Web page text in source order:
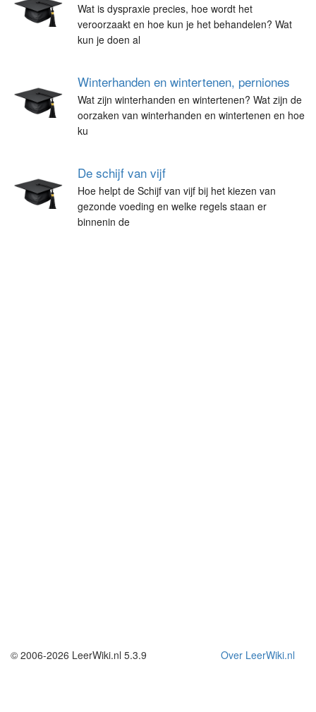
Wat is dyspraxie precies, hoe wordt het
veroorzaakt en hoe kun je het behandelen? Wat
kun je doen al
Winterhanden en wintertenen, perniones
Wat zijn winterhanden en wintertenen? Wat zijn de
oorzaken van winterhanden en wintertenen en hoe
ku
De schijf van vijf
Hoe helpt de Schijf van vijf bij het kiezen van
gezonde voeding en welke regels staan er
binnenin de
Over LeerWiki.nl
© 2006-2026 LeerWiki.nl 5.3.9